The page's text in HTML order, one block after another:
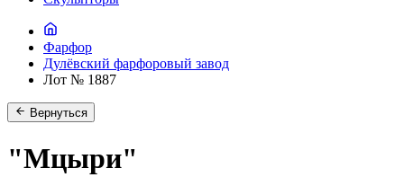
Фарфор
Дулёвский фарфоровый завод
Лот № 1887
Вернуться
"Мцыри"